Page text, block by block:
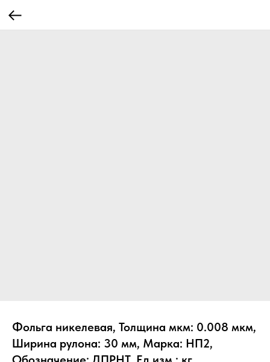
Фольга никелевая, Толщина мкм: 0.008 мкм,
Ширина рулона: 30 мм, Марка: НП2,